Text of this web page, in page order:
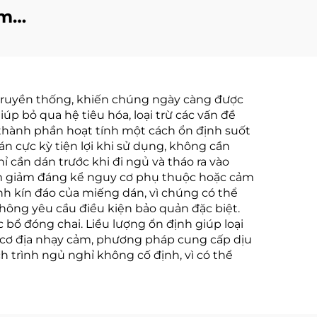
thống, khiến chúng ngày càng được
bỏ qua hệ tiêu hóa, loại trừ các vấn đề
phần hoạt tính một cách ổn định suốt
cực kỳ tiện lợi khi sử dụng, không cần
dán trước khi đi ngủ và tháo ra vào
đáng kể nguy cơ phụ thuộc hoặc cảm
kín đáo của miếng dán, vì chúng có thể
yêu cầu điều kiện bảo quản đặc biệt.
đóng chai. Liều lượng ổn định giúp loại
địa nhạy cảm, phương pháp cung cấp dịu
trình ngủ nghỉ không cố định, vì có thể